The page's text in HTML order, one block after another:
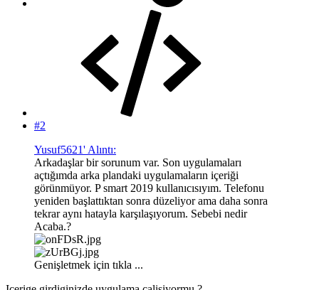
#2
Yusuf5621' Alıntı:
Arkadaşlar bir sorunum var. Son uygulamaları
açtığımda arka plandaki uygulamaların içeriği
görünmüyor. P smart 2019 kullanıcısıyım. Telefonu
yeniden başlattıktan sonra düzeliyor ama daha sonra
tekrar aynı hatayla karşılaşıyorum. Sebebi nedir
Acaba.?
Genişletmek için tıkla ...